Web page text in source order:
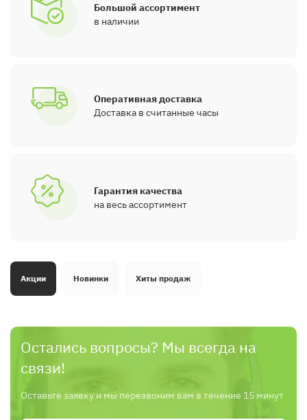
Большой ассортимент
в наличии
Оперативная доставка
Доставка в считанные часы
Гарантия качества
на весь ассортимент
Акции Новинки Хиты продаж
Остались вопросы? Мы всегда на
связи!
Оставьте заявку и мы перезвоним вам в течение 15 минут